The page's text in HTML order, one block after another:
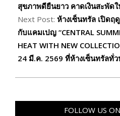
สุขภาพดียืนยาว คาดเงินสะพัด
Next Post: ห้างเซ็นทรัล เปิดฤ
กับแคมเปญ “CENTRAL
HEAT WITH NEW
24 มี.ค. 2569 ที่ห้างเซ็นทรัลทั่ว
FOLLOW US